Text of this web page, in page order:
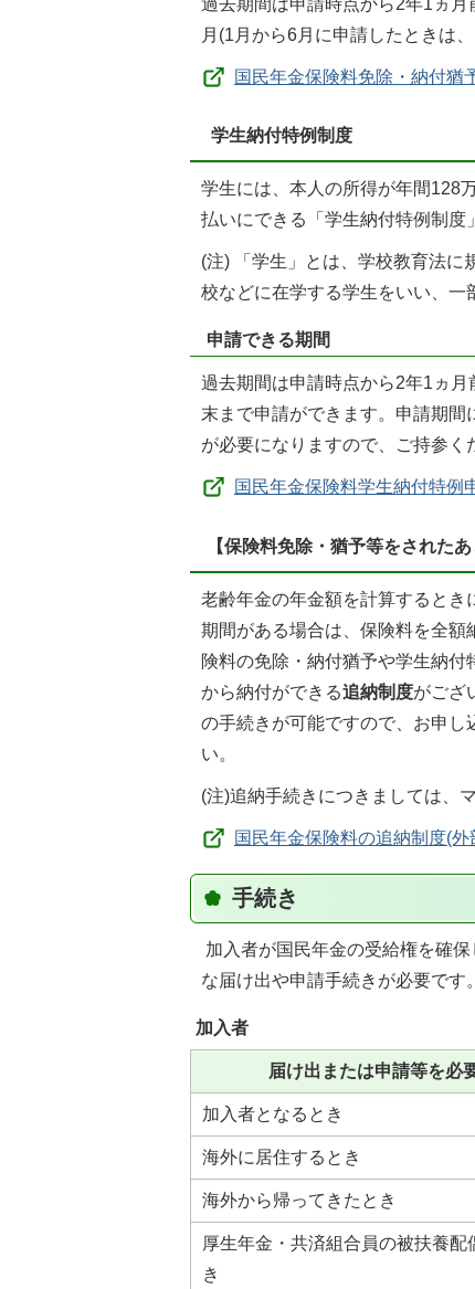
過去期間は申請時点から2年1ヵ
月(1月から6月に申請したときは
国民年金保険料免除・納付猶
学生納付特例制度
学生には、本人の所得が年間128
払いにできる「学生納付特例制度
(注) 「学生」とは、学校教育法に
校などに在学する学生をいい、一
申請できる期間
過去期間は申請時点から2年1ヵ
末まで申請ができます。申請期
が必要になりますので、ご持参く
国民年金保険料学生納付特例
【保険料免除・猶予等をされた
老齢年金の年金額を計算するとき
期間がある場合は、保険料を全
険料の免除・納付猶予や学生納
から納付ができる追納制度がござ
の手続きが可能ですので、お申し
い。
(注)追納手続きにつきましては、
国民年金保険料の追納制度(
手続き
加入者が国民年金の受給権を確
な届け出や申請手続きが必要です
加入者
届け出または申請等を必
加入者となるとき
海外に居住するとき
海外から帰ってきたとき
厚生年金・共済組合員の被扶養配
き